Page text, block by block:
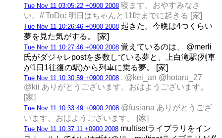
Tue Nov 11 03:05:22 +0900 2008 寝ます。おやすみなさ
い。// ToDo: 明日はちゃんと11時までに起きる [家]
Tue Nov 11 10:26:46 +0900 2008 起きた。今晩は4つくらい
夢を見た気がする。 [家]
Tue Nov 11 10:27:46 +0900 2008 覚えているのは、 @merli
氏がダジャレpostを多数している夢と、上白滝駅(列車
が1日1往復の駅)から列車に乗る夢。 [家]
Tue Nov 11 10:30:59 +0900 2008 . @kei_an @hotaru_27
@kii ありがとうございます。おはようございます。
[家]
Tue Nov 11 10:33:49 +0900 2008 @fusiana ありがとうござ
います。おはようございます。 [家]
Tue Nov 11 10:37:11 +0900 2008 multisetライブラリをイン